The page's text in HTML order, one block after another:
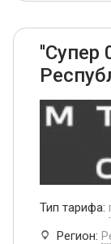
''Супер
Тип тарифа:
Регион: